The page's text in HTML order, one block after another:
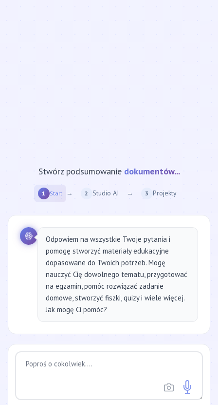
Stwórz podsumowanie strony internetowej...
1 Start → 2 Studio AI → 3 Projekty
Odpowiem na wszystkie Twoje pytania i
pomogę stworzyć materiały edukacyjne
dopasowane do Twoich potrzeb. Mogę
nauczyć Cię dowolnego tematu, przygotować
na egzamin, pomóc rozwiązać zadanie
domowe, stworzyć fiszki, quizy i wiele więcej.
Jak mogę Ci pomóc?